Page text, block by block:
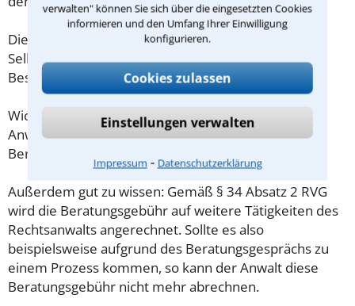
verwalten" können Sie sich über die eingesetzten Cookies
informieren und den Umfang Ihrer Einwilligung
konfigurieren.
Cookies zulassen
Einstellungen verwalten
Impressum ⁃ Datenschutzerklärung
Diese Regelung gilt jedoch nur für Verbraucher. Für
Selbstständige oder Freiberufler gilt diese
Beschränkung nicht.
Wichtig daher: Klären Sie die Kostenfrage mit Ihrem
Anwalt aus Groß-Gerau schon zu Beginn der ersten
Beratung.
Außerdem gut zu wissen: Gemäß § 34 Absatz 2 RVG
wird die Beratungsgebühr auf weitere Tätigkeiten des
Rechtsanwalts angerechnet. Sollte es also
beispielsweise aufgrund des Beratungsgesprächs zu
einem Prozess kommen, so kann der Anwalt diese
Beratungsgebühr nicht mehr abrechnen.